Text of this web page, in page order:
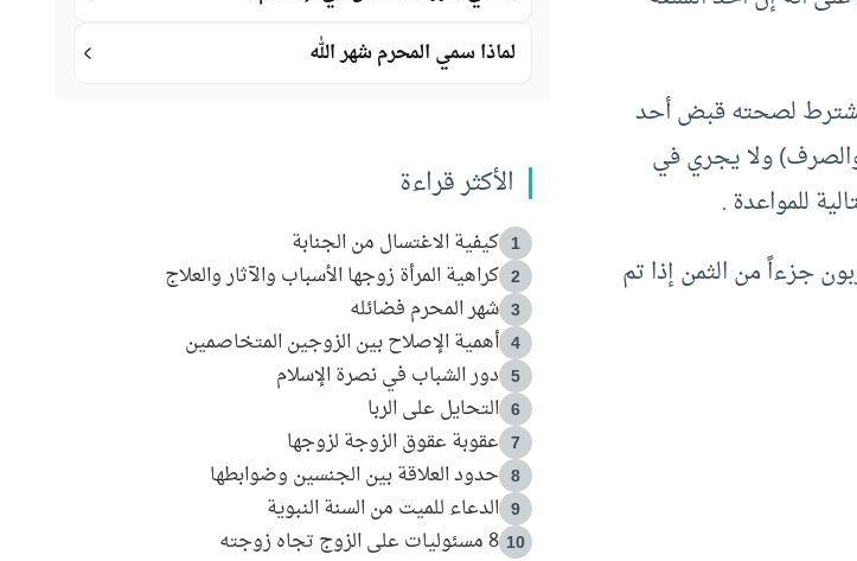
يشترط لصحته قبض أحد
والصرف) ولا يجري في
للمواعدة .
جزءاً من الثمن إذا تم
لماذا سمي المحرم شهر الله
الأكثر قراءة
1 كيفية الاغتسال من الجنابة
2 كراهية المرأة زوجها الأسباب والآثار والعلاج
3 شهر المحرم فضائله
4 أهمية الإصلاح بين الزوجين المتخاصمين
5 دور الشباب في نصرة الإسلام
6 التحايل على الربا
7 عقوبة عقوق الزوجة لزوجها
8 حدود العلاقة بين الجنسين وضوابطها
9 الدعاء للميت من السنة النبوية
10 8 مسئوليات على الزوج تجاه زوجته